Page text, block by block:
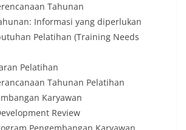
Tahunan
Informasi yang diperlukan
Pelatihan (Training Needs
Pelatihan
Tahunan Pelatihan
Karyawan
Review